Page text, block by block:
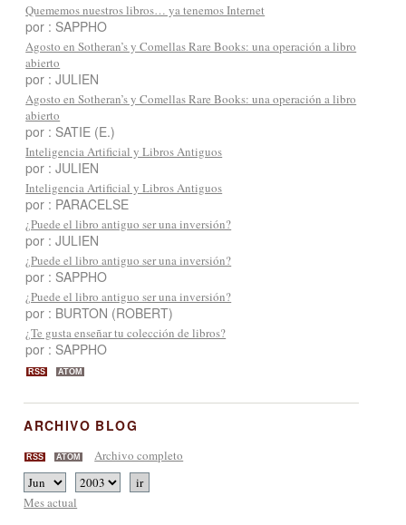
Quememos nuestros libros… ya tenemos Internet
por : SAPPHO
Agosto en Sotheran’s y Comellas Rare Books: una operación a libro
abierto
por : JULIEN
Agosto en Sotheran’s y Comellas Rare Books: una operación a libro
abierto
por : SATIE (E.)
Inteligencia Artificial y Libros Antiguos
por : JULIEN
Inteligencia Artificial y Libros Antiguos
por : PARACELSE
¿Puede el libro antiguo ser una inversión?
por : JULIEN
¿Puede el libro antiguo ser una inversión?
por : SAPPHO
¿Puede el libro antiguo ser una inversión?
por : BURTON (ROBERT)
¿Te gusta enseñar tu colección de libros?
por : SAPPHO
RSS ATOM
ARCHIVO BLOG
RSS ATOM Archivo completo
Mes actual